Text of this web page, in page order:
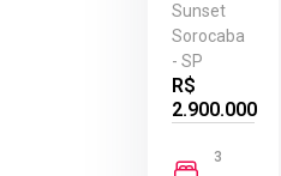
Sunset
Sorocaba
- SP
R$
2.900.000
3